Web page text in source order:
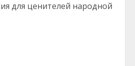
для ценителей народной